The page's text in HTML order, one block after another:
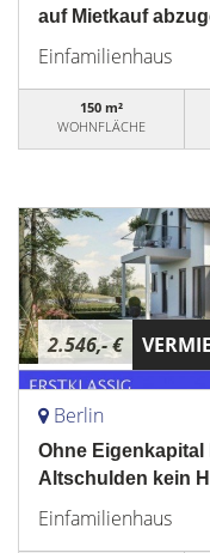
auf Mietkauf
Einfamilienhaus
150 m²
WOHNFLÄCHE
2.546,- €
Berlin
Ohne
Altschulden kein
Einfamilienhaus